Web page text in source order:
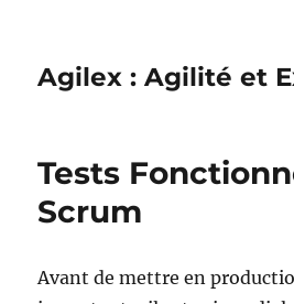
Agilex : Agilité et
Tests
Scrum
Avant de mettre en